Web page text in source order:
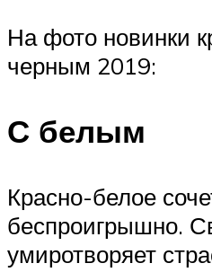
На фото новинки
черным 2019:
С белым
Красно-белое
беспроигрышно.
умиротворяет